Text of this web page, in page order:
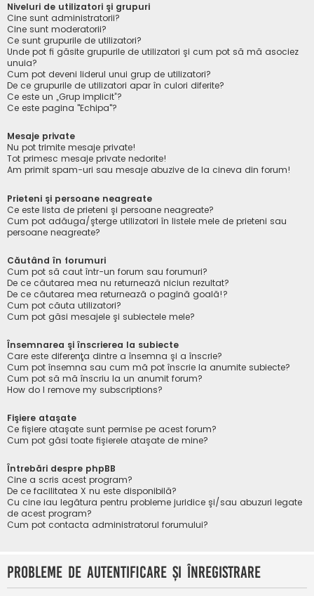
Niveluri de utilizatori şi grupuri
Cine sunt administratorii?
Cine sunt moderatorii?
Ce sunt grupurile de utilizatori?
Unde pot fi găsite grupurile de utilizatori şi cum pot să mă asociez
unuia?
Cum pot deveni liderul unui grup de utilizatori?
De ce grupurile de utilizatori apar în culori diferite?
Ce este un „Grup implicit”?
Ce este pagina "Echipa"?
Mesaje private
Nu pot trimite mesaje private!
Tot primesc mesaje private nedorite!
Am primit spam-uri sau mesaje abuzive de la cineva din forum!
Prieteni şi persoane neagreate
Ce este lista de prieteni şi persoane neagreate?
Cum pot adăuga/şterge utilizatori în listele mele de prieteni sau
persoane neagreate?
Căutând în forumuri
Cum pot să caut într-un forum sau forumuri?
De ce căutarea mea nu returnează niciun rezultat?
De ce căutarea mea returnează o pagină goală!?
Cum pot căuta utilizatori?
Cum pot găsi mesajele şi subiectele mele?
Însemnarea şi înscrierea la subiecte
Care este diferenţa dintre a însemna şi a înscrie?
Cum pot însemna sau cum mă pot înscrie la anumite subiecte?
Cum pot să mă înscriu la un anumit forum?
How do I remove my subscriptions?
Fişiere ataşate
Ce fişiere ataşate sunt permise pe acest forum?
Cum pot găsi toate fişierele ataşate de mine?
Întrebări despre phpBB
Cine a scris acest program?
De ce facilitatea X nu este disponibilă?
Cu cine iau legătura pentru probleme juridice şi/sau abuzuri legate
de acest program?
Cum pot contacta administratorul forumului?
Probleme de autentificare şi înregistrare